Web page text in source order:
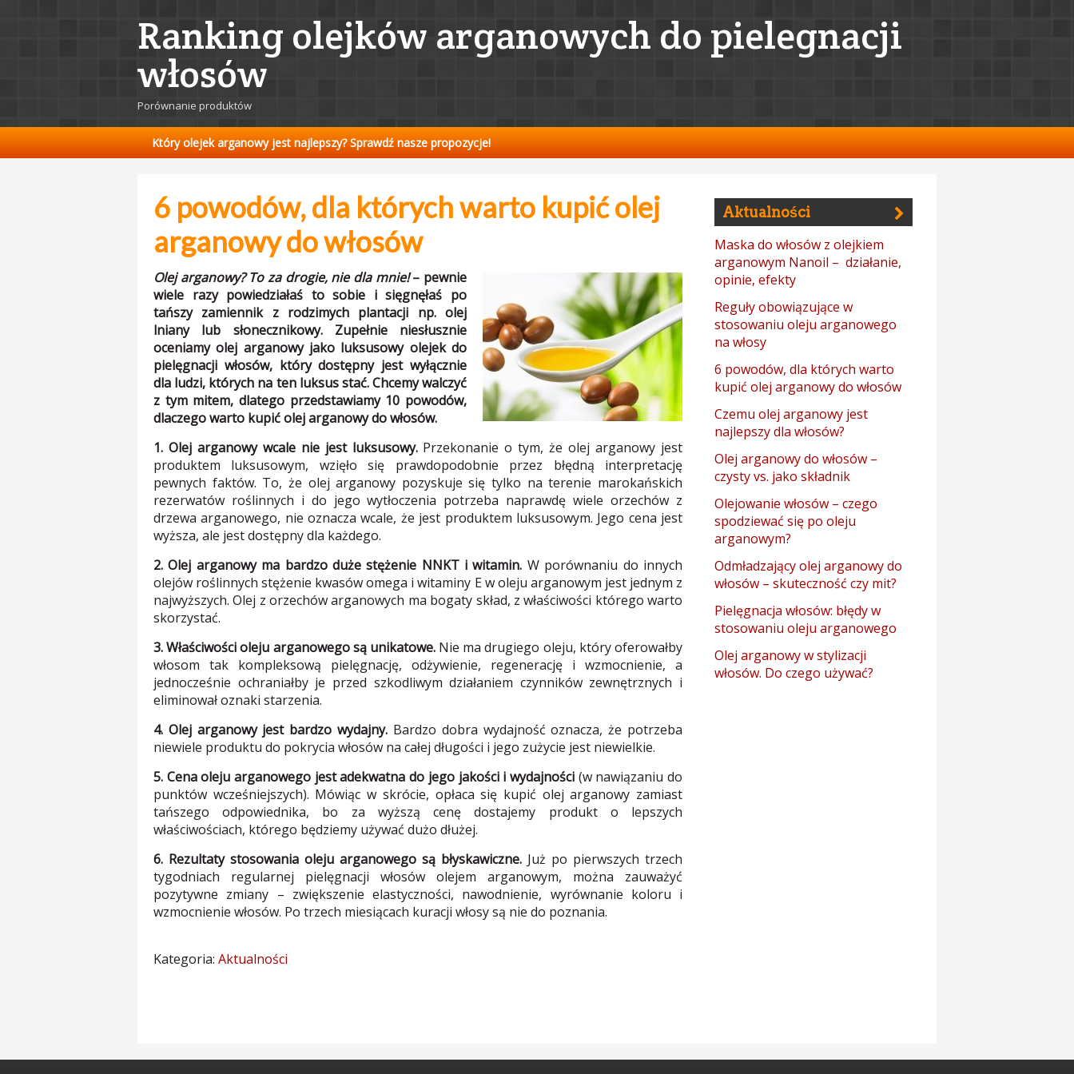
Ranking olejków arganowych do pielegnacji
włosów
Porównanie produktów
Który olejek arganowy jest najlepszy? Sprawdź nasze propozycje!
6 powodów, dla których warto kupić olej
arganowy do włosów
Olej arganowy? To za drogie, nie dla mnie!– pewnie
wiele razy powiedziałaś to sobie i sięgnęłaś po
tańszy zamiennik z rodzimych plantacji np. olej
lniany lub słonecznikowy. Zupełnie niesłusznie
oceniamy olej arganowy jako luksusowy olejek do
pielęgnacji włosów, który dostępny jest wyłącznie
dla ludzi, których na ten luksus stać. Chcemy walczyć
z tym mitem, dlatego przedstawiamy 10 powodów,
dlaczego warto kupić olej arganowy do włosów.
1. Olej arganowy wcale nie jest luksusowy.Przekonanie o tym, że olej arganowy jest
produktem luksusowym, wzięło się prawdopodobnie przez błędną interpretację
pewnych faktów. To, że olej arganowy pozyskuje się tylko na terenie marokańskich
rezerwatów roślinnych i do jego wytłoczenia potrzeba naprawdę wiele orzechów z
drzewa arganowego, nie oznacza wcale, że jest produktem luksusowym. Jego cena jest
wyższa, ale jest dostępny dla każdego.
2. Olej arganowy ma bardzo duże stężenie NNKT i witamin. W porównaniu do innych
olejów roślinnych stężenie kwasów omega i witaminy E w oleju arganowym jest jednym z
najwyższych. Olej z orzechów arganowych ma bogaty skład, z właściwości którego warto
skorzystać.
3. Właściwości oleju arganowego są unikatowe.Nie ma drugiego oleju, który oferowałby
włosom tak kompleksową pielęgnację, odżywienie, regenerację i wzmocnienie, a
jednocześnie ochraniałby je przed szkodliwym działaniem czynników zewnętrznych i
eliminował oznaki starzenia.
4. Olej arganowy jest bardzo wydajny. Bardzo dobra wydajność oznacza, że potrzeba
niewiele produktu do pokrycia włosów na całej długości i jego zużycie jest niewielkie.
5. Cena oleju arganowego jest adekwatna do jego jakości i wydajności(w nawiązaniu do
punktów wcześniejszych). Mówiąc w skrócie, opłaca się kupić olej arganowy zamiast
tańszego odpowiednika, bo za wyższą cenę dostajemy produkt o lepszych
właściwościach, którego będziemy używać dużo dłużej.
6. Rezultaty stosowania oleju arganowego są błyskawiczne. Już po pierwszych trzech
tygodniach regularnej pielęgnacji włosów olejem arganowym, można zauważyć
pozytywne zmiany – zwiększenie elastyczności, nawodnienie, wyrównanie koloru i
wzmocnienie włosów. Po trzech miesiącach kuracji włosy są nie do poznania.
Kategoria: Aktualności
Aktualności
Maska do włosów z olejkiem
arganowym Nanoil – działanie,
opinie, efekty
Reguły obowiązujące w
stosowaniu oleju arganowego
na włosy
6 powodów, dla których warto
kupić olej arganowy do włosów
Czemu olej arganowy jest
najlepszy dla włosów?
Olej arganowy do włosów –
czysty vs. jako składnik
Olejowanie włosów – czego
spodziewać się po oleju
arganowym?
Odmładzający olej arganowy do
włosów – skuteczność czy mit?
Pielęgnacja włosów: błędy w
stosowaniu oleju arganowego
Olej arganowy w stylizacji
włosów. Do czego używać?